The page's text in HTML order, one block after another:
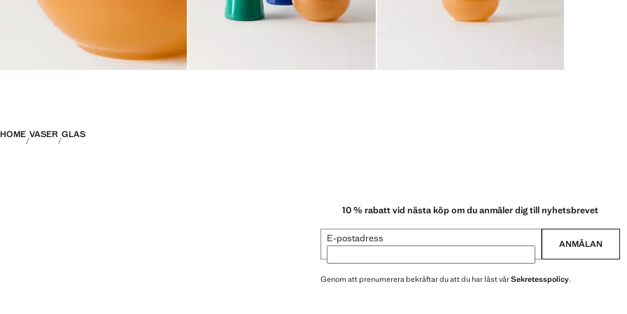
HOME VASER GLAS
10 % rabatt vid nästa köp om du anmäler dig till nyhetsbrevet
E-postadress ANMÄLAN
Genom att prenumerera bekräftar du att du har läst vårSekretesspolicy.